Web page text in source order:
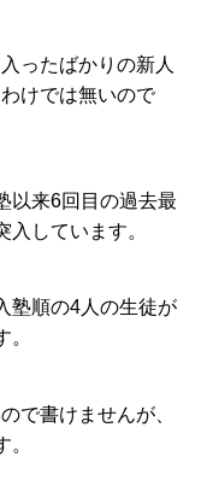
ったばかりの新人
けでは無いので
以来6回目の過去最
しています。
塾順の4人の生徒が
で書けませんが、